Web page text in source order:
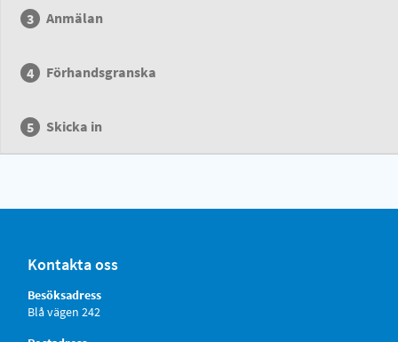
Anmälan
Förhandsgranska
Skicka in
Kontakta oss
Besöksadress
Blå vägen 242